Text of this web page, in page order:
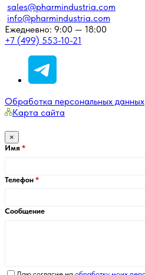
sales@pharmindustria.com
info@pharmindustria.com
Ежедневно: 9:00 — 18:00
+7 (499) 553-10-21
Обработка персональных данных
Карта сайта
×
Имя
Телефон
Сообщение